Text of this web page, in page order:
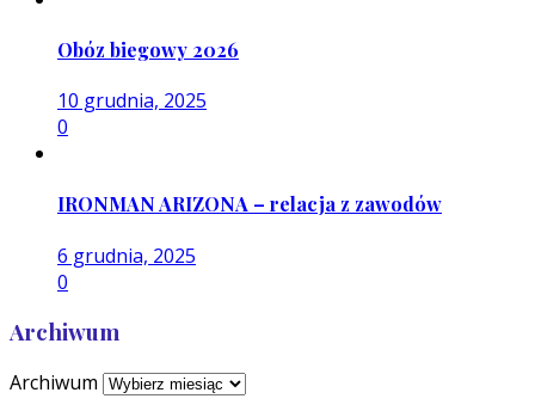
Obóz biegowy 2026
10 grudnia, 2025
0
IRONMAN ARIZONA – relacja z zawodów
6 grudnia, 2025
0
Archiwum
Archiwum